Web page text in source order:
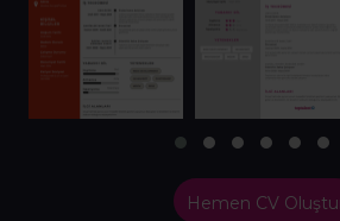
Hemen CV